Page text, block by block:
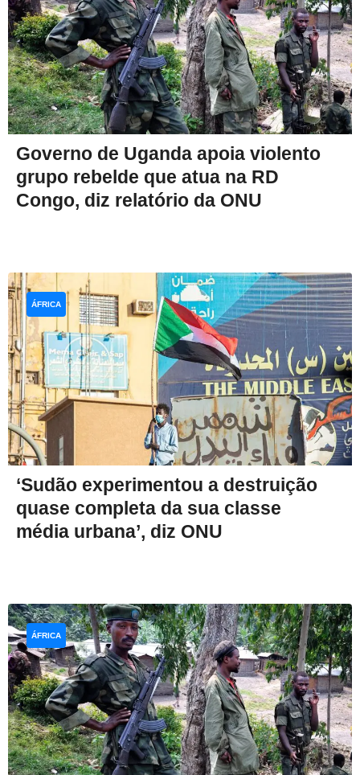
Governo de Uganda apoia violento
grupo rebelde que atua na RD
Congo, diz relatório da ONU
‘Sudão experimentou a destruição
quase completa da sua classe
média urbana’, diz ONU
ÁFRICA
ÁFRICA